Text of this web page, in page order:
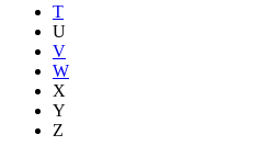
T
U
V
W
X
Y
Z